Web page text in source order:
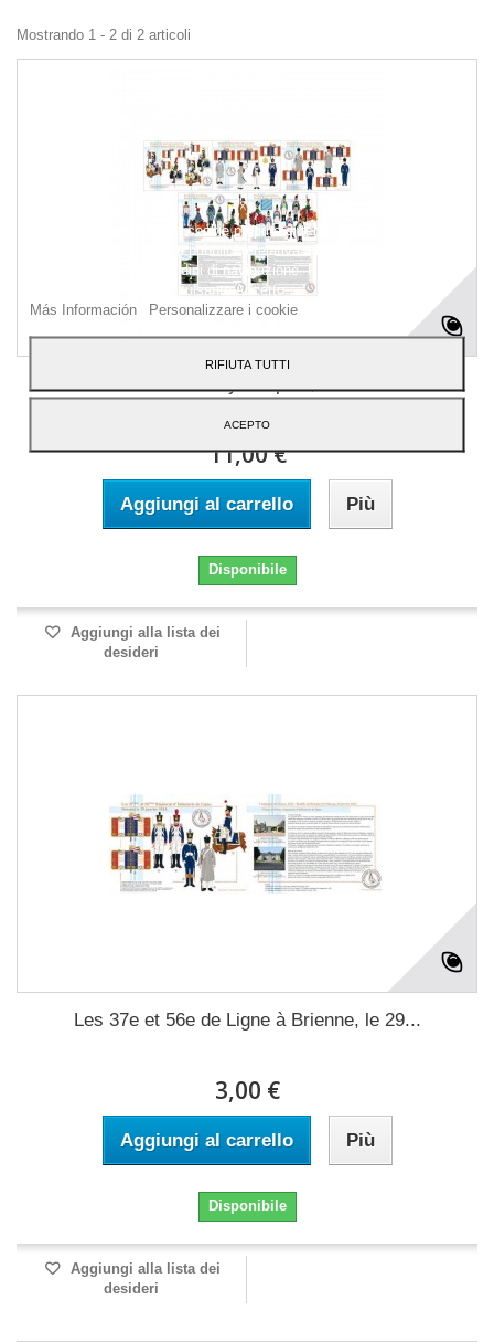
Mostrando 1 - 2 di 2 articoli
Combats de Rosnay-l'Hôpital, le 2 février...
11,00 €
Aggiungi al carrello Più
Disponibile
Aggiungi alla lista dei
desideri
Les 37e et 56e de Ligne à Brienne, le 29...
3,00 €
Aggiungi al carrello Più
Disponibile
Aggiungi alla lista dei
desideri
Questo sito web utilizza cookie propri e di terze parti per migliorare i
nostri servizi e mostrarti pubblicità relativa alle tue preferenze
analizzando le tue abitudini di navigazione. Per dare il tuo consenso
al suo utilizzo, premi il pulsante Accetto.
Más Información
Personalizzare i cookie
RIFIUTA TUTTI
ACEPTO